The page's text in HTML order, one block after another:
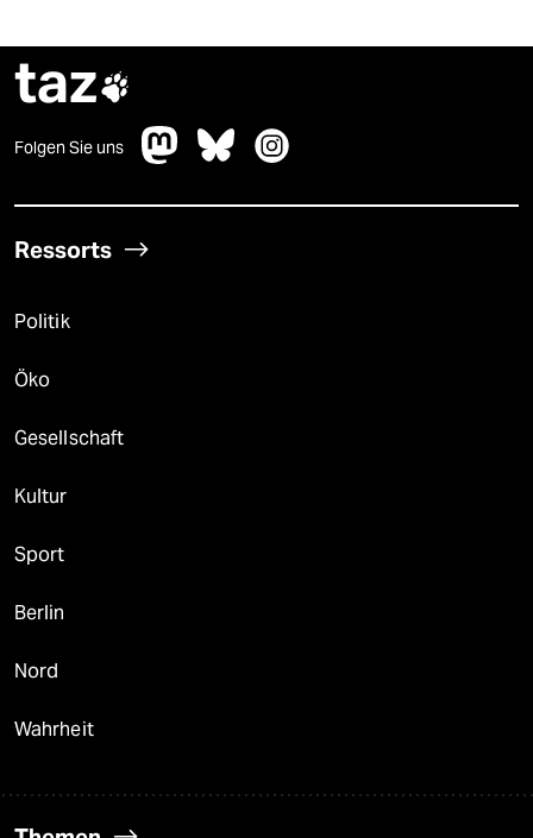
taz
Folgen Sie uns
Ressorts
Politik
Öko
Gesellschaft
Kultur
Sport
Berlin
Nord
Wahrheit